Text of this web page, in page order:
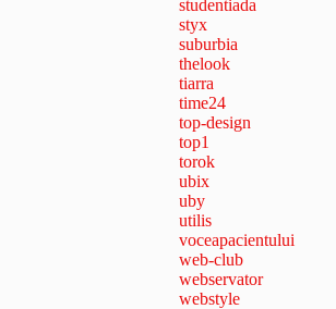
studentiada
styx
suburbia
thelook
tiarra
time24
top-design
top1
torok
ubix
uby
utilis
voceapacientului
web-club
webservator
webstyle